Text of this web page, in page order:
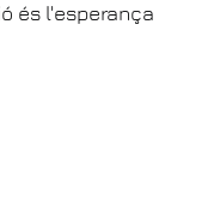
és l'esperança